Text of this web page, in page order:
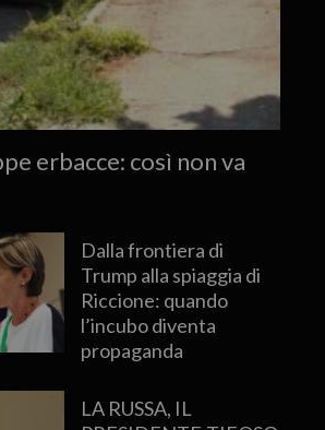
erbacce: così non va
Dalla frontiera di
Trump alla spiaggia di
Riccione: quando
l’incubo diventa
propaganda
LA RUSSA, IL